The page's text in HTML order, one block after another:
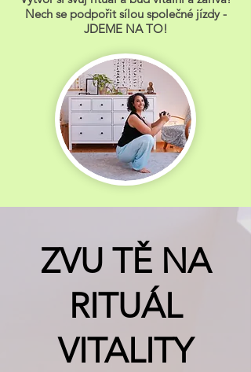
Nech se podpořit sílou společné jízdy -
JDEME NA TO!
ZVU TĚ NA
RITUÁL
VITALITY